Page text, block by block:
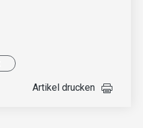
Artikel drucken